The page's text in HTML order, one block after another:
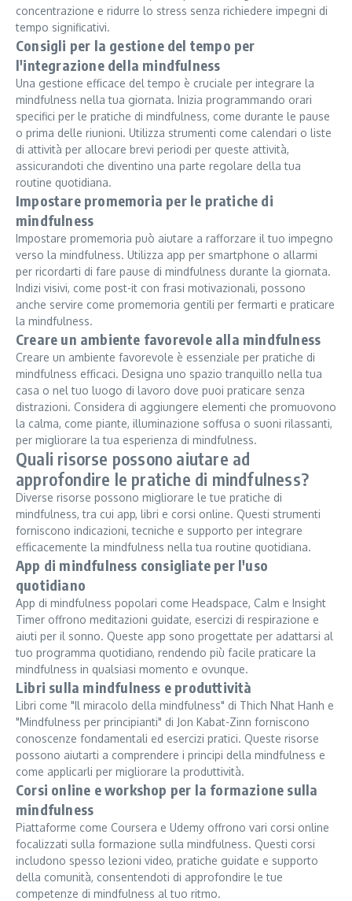
concentrazione e ridurre lo stress senza richiedere impegni di
tempo significativi.
Consigli per la gestione del tempo per
l'integrazione della mindfulness
Una gestione efficace del tempo è cruciale per integrare la
mindfulness nella tua giornata. Inizia programmando orari
specifici per le pratiche di mindfulness, come durante le pause
o prima delle riunioni. Utilizza strumenti come calendari o liste
di attività per allocare brevi periodi per queste attività,
assicurandoti che diventino una parte regolare della tua
routine quotidiana.
Impostare promemoria per le pratiche di
mindfulness
Impostare promemoria può aiutare a rafforzare il tuo impegno
verso la mindfulness. Utilizza app per smartphone o allarmi
per ricordarti di fare pause di mindfulness durante la giornata.
Indizi visivi, come post-it con frasi motivazionali, possono
anche servire come promemoria gentili per fermarti e praticare
la mindfulness.
Creare un ambiente favorevole alla mindfulness
Creare un ambiente favorevole è essenziale per pratiche di
mindfulness efficaci. Designa uno spazio tranquillo nella tua
casa o nel tuo luogo di lavoro dove puoi praticare senza
distrazioni. Considera di aggiungere elementi che promuovono
la calma, come piante, illuminazione soffusa o suoni rilassanti,
per migliorare la tua esperienza di mindfulness.
Quali risorse possono aiutare ad
approfondire le pratiche di mindfulness?
Diverse risorse possono migliorare le tue pratiche di
mindfulness, tra cui app, libri e corsi online. Questi strumenti
forniscono indicazioni, tecniche e supporto per integrare
efficacemente la mindfulness nella tua routine quotidiana.
App di mindfulness consigliate per l'uso
quotidiano
App di mindfulness popolari come Headspace, Calm e Insight
Timer offrono meditazioni guidate, esercizi di respirazione e
aiuti per il sonno. Queste app sono progettate per adattarsi al
tuo programma quotidiano, rendendo più facile praticare la
mindfulness in qualsiasi momento e ovunque.
Libri sulla mindfulness e produttività
Libri come "Il miracolo della mindfulness" di Thich Nhat Hanh e
"Mindfulness per principianti" di Jon Kabat-Zinn forniscono
conoscenze fondamentali ed esercizi pratici. Queste risorse
possono aiutarti a comprendere i principi della mindfulness e
come applicarli per migliorare la produttività.
Corsi online e workshop per la formazione sulla
mindfulness
Piattaforme come Coursera e Udemy offrono vari corsi online
focalizzati sulla formazione sulla mindfulness. Questi corsi
includono spesso lezioni video, pratiche guidate e supporto
della comunità, consentendoti di approfondire le tue
competenze di mindfulness al tuo ritmo.